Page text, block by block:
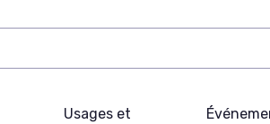
Usages et